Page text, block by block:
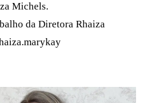
Michels.
da Diretora Rhaiza